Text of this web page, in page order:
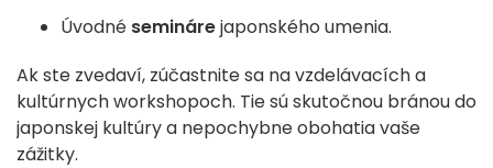
Úvodné seminárejaponského umenia.
Ak ste zvedaví, zúčastnite sa na vzdelávacích a
kultúrnych workshopoch. Tie sú skutočnou bránou do
japonskej kultúry a nepochybne obohatia vaše
zážitky.